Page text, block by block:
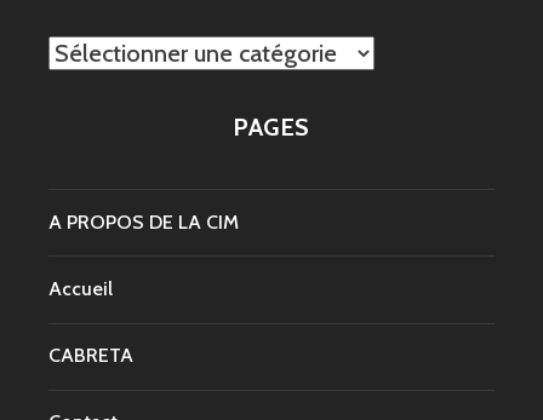
Catégories
PAGES
A PROPOS DE LA CIM
Accueil
CABRETA